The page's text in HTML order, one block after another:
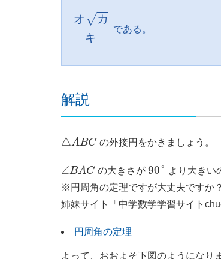
オ √カ
キ
オ キ
である。
解説
△ABC
△ A BCの外接円をかきましょう。
∠BAC
∠B ACの大きさが 90°
90° より大きい
※円周角の定理ですが大丈夫ですか
姉妹サイト「中学数学学習サイトchu-
円周角の定理
よって、おおよそ下図のようになり